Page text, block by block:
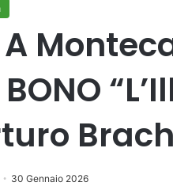
BONO
30 Gennaio 2026